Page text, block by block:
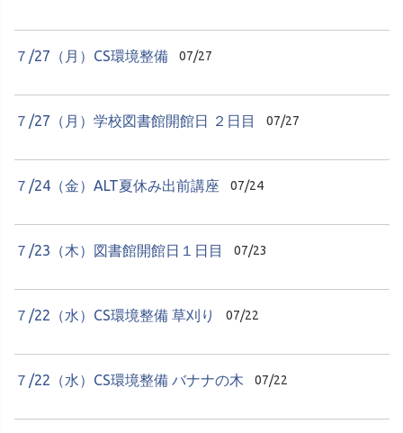
７/27（月）CS環境整備 07/27
７/27（月）学校図書館開館日 ２日目 07/27
７/24（金）ALT夏休み出前講座 07/24
７/23（木）図書館開館日１日目 07/23
７/22（水）CS環境整備 草刈り 07/22
７/22（水）CS環境整備 バナナの木 07/22